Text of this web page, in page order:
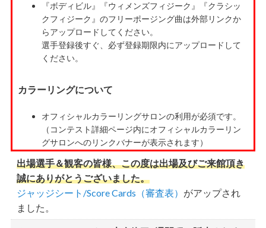
『ボディビル』『ウィメンズフィジーク』『クラシッ
クフィジーク』のフリーポージング曲は外部リンクか
らアップロードしてください。
選手登録後すぐ、必ず登録期限内にアップロードして
ください。
カラーリングについて
オフィシャルカラーリングサロンの利用が必須です。
（コンテスト詳細ページ内にオフィシャルカラーリン
グサロンへのリンクバナーが表示されます）
カラーリング施術した場合は、カラーリング証明書の
提出が必須です。
指定業者以外でのカラーリングは禁止です。
注意事項：
出場選手＆観客の皆様、この度は出場及びご来館頂き
誠にありがとうございました。
ジャッジシート/Score Cards（審査表） がアップされ
ました。